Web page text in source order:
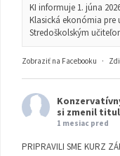
KI informuje 1. júna
Klasická ekonómia pre
Stredoškolským
Zobraziť na Facebooku ·
si zmenil
1 mesiac pred
PRIPRAVILI SME KURZ